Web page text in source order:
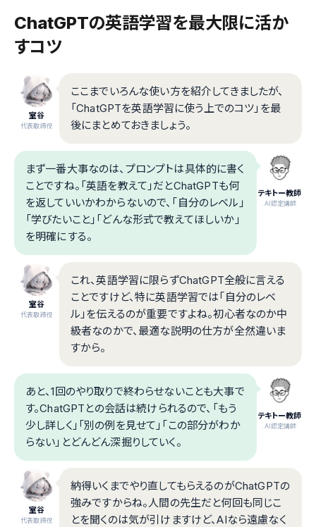
ChatGPTの英語学習を最大限に活か
すコツ
室谷
代表取締役
ここまでいろんな使い方を紹介してきましたが、
「ChatGPTを英語学習に使う上でのコツ」を最
後にまとめておきましょう。
テキトー教師
.AI認定講師
まず一番大事なのは、プロンプトは具体的に書く
ことですね。「英語を教えて」だとChatGPTも何
を返していいかわからないので、「自分のレベル」
「学びたいこと」「どんな形式で教えてほしいか」
を明確にする。
室谷
代表取締役
これ、英語学習に限らずChatGPT全般に言える
ことですけど、特に英語学習では「自分のレベ
ル」を伝えるのが重要ですよね。初心者なのか中
級者なのかで、最適な説明の仕方が全然違いま
すから。
テキトー教師
.AI認定講師
あと、1回のやり取りで終わらせないことも大事で
す。ChatGPTとの会話は続けられるので、「もう
少し詳しく」「別の例を見せて」「この部分がわか
らない」とどんどん深掘りしていく。
室谷
代表取締役
納得いくまでやり直してもらえるのがChatGPTの
強みですからね。人間の先生だと何回も同じこ
とを聞くのは気が引けますけど、AIなら遠慮なく